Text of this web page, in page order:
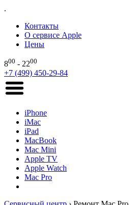
.
Контакты
О сервисе Apple
Цены
800 - 2200
+7 (499) 450-29-84
iPhone
iMac
iPad
MacBook
Mac Mini
Apple TV
Apple Watch
Mac Pro